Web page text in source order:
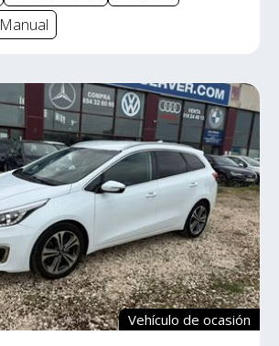
Manual
Vehículo de ocasión